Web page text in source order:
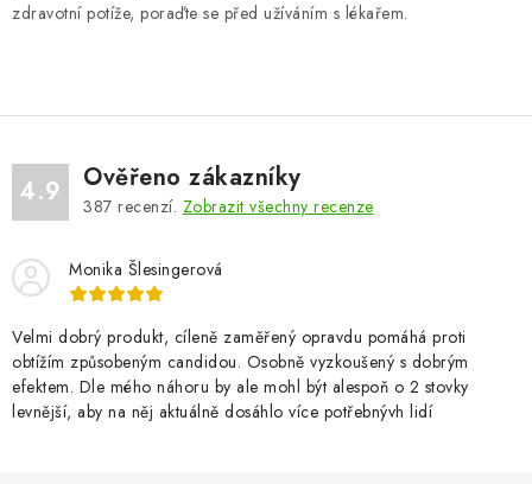
zdravotní potíže, poraďte se před užíváním s lékařem.
4.9 Ověřeno zákazníky
387 recenzí. Zobrazit všechny recenze
Monika Šlesingerová
Velmi dobrý produkt, cíleně zaměřený opravdu pomáhá proti
obtížím způsobeným candidou. Osobně vyzkoušený s dobrým
efektem. Dle mého náhoru by ale mohl být alespoň o 2 stovky
levnější, aby na něj aktuálně dosáhlo více potřebnývh lidí